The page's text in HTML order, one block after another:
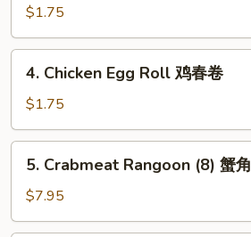
春
Egg
Roll
(1)
$1.75
Chicken
Egg
Roll
鸡
4. Chicken Egg Roll 鸡春卷
$1.75
Crabmeat
Rangoon
(8)
5. Crabmeat Rangoon (8) 蟹角
$7.95